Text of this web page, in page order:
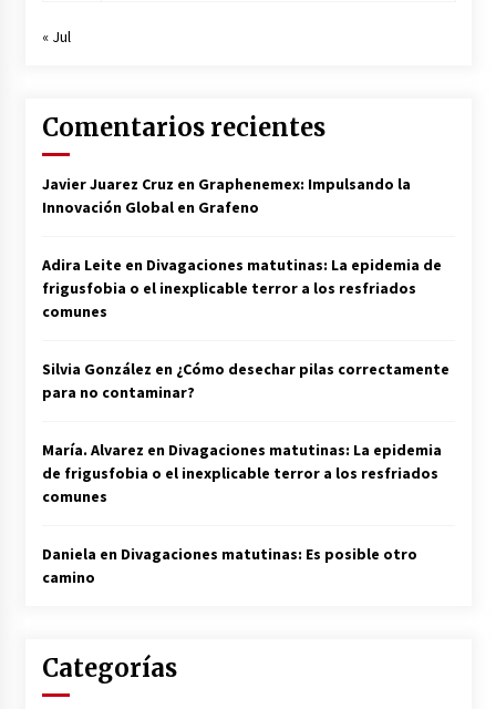
« Jul
Comentarios recientes
Javier Juarez Cruz en Graphenemex: Impulsando la
Innovación Global en Grafeno
Adira Leite en Divagaciones matutinas: La epidemia de
frigusfobia o el inexplicable terror a los resfriados
comunes
Silvia González en ¿Cómo desechar pilas correctamente
para no contaminar?
María. Alvarez en Divagaciones matutinas: La epidemia
de frigusfobia o el inexplicable terror a los resfriados
comunes
Daniela en Divagaciones matutinas: Es posible otro
camino
Categorías